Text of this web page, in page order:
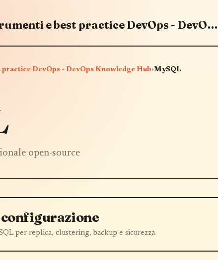
Padroneggia strumenti e best practice DevOps - DevOps Knowledge Hub
DevOps - DevOps Knowledge Hub›MySQL
open-source
per replica, clustering, backup e sicurezza